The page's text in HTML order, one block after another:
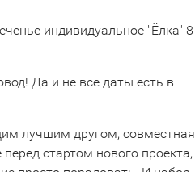
индивидуальное "Ёлка"
Да и не все даты есть в
лучшим другом, совместная
стартом нового